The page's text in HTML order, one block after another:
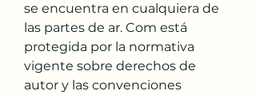
se encuentra en cualquiera de
las partes de ar. Com está
protegida por la normativa
vigente sobre derechos de
autor y las convenciones